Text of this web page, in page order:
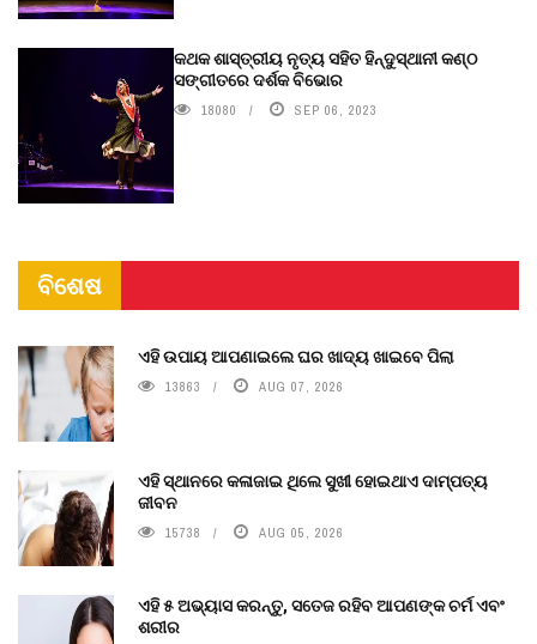
କଥକ ଶାସ୍ତ୍ରୀୟ ନୃତ୍ୟ ସହିତ ହିନ୍ଦୁସ୍ଥାନୀ କଣ୍ଠ
ସଙ୍ଗୀତରେ ଦର୍ଶକ ବିଭୋର
18080 SEP 06, 2023
ବିଶେଷ
ଏହି ଉପାୟ ଆପଣାଇଲେ ଘର ଖାଦ୍ୟ ଖାଇବେ ପିଲା
13863 AUG 07, 2026
ଏହି ସ୍ଥାନରେ କଳାଜାଇ ଥିଲେ ସୁଖୀ ହୋଇଥାଏ ଦାମ୍ପତ୍ୟ
ଜୀବନ
15738 AUG 05, 2026
ଏହି ୫ ଅଭ୍ୟାସ କରନ୍ତୁ, ସତେଜ ରହିବ ଆପଣଙ୍କ ଚର୍ମ ଏବଂ
ଶରୀର